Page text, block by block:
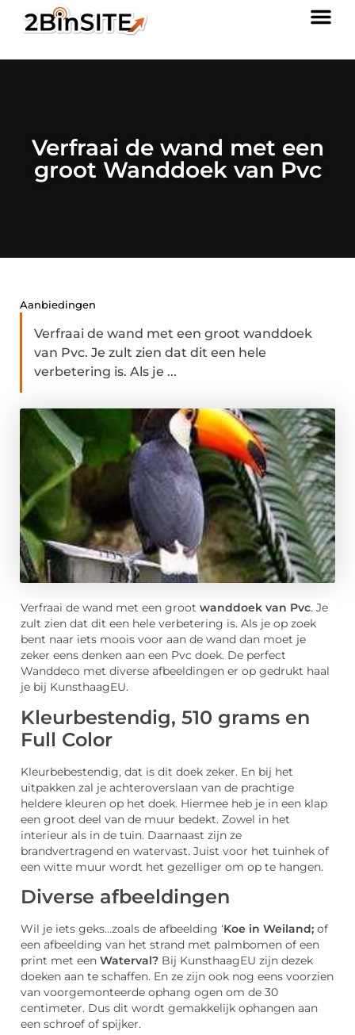
Verfraai de wand met een
groot Wanddoek van Pvc
Aanbiedingen
Verfraai de wand met een groot wanddoek
van Pvc. Je zult zien dat dit een hele
verbetering is. Als je ...
Verfraai de wand met een groot wanddoek van Pvc. Je
zult zien dat dit een hele verbetering is. Als je op zoek
bent naar iets moois voor aan de wand dan moet je
zeker eens denken aan een Pvc doek. De perfect
Wanddeco met diverse afbeeldingen er op gedrukt haal
je bij KunsthaagEU.
Kleurbestendig, 510 grams en
Full Color
Kleurbebestendig, dat is dit doek zeker. En bij het
uitpakken zal je achteroverslaan van de prachtige
heldere kleuren op het doek. Hiermee heb je in een klap
een groot deel van de muur bedekt. Zowel in het
interieur als in de tuin. Daarnaast zijn ze
brandvertragend en watervast. Juist voor het tuinhek of
een witte muur wordt het gezelliger om op te hangen.
Diverse afbeeldingen
Wil je iets geks…zoals de afbeelding ‘Koe in Weiland; of
een afbeelding van het strand met palmbomen of een
print met een Waterval? Bij KunsthaagEU zijn dezek
doeken aan te schaffen. En ze zijn ook nog eens voorzien
van voorgemonteerde ophang ogen om de 30
centimeter. Dus dit wordt gemakkelijk ophangen aan
een schroef of spijker.